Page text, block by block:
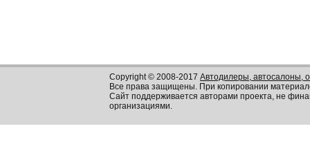
Copyright © 2008-2017 Автодилеры, автосалоны,
Все права защищены. При копировании
Сайт поддерживается авторами проекта, не
организациями.